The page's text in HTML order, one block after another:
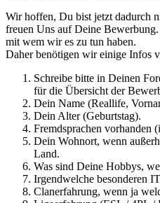
Wir hoffen, Du bist jetzt dadurch
freuen Uns auf Deine
mit wem wir es zu tun haben.
Daher benötigen wir einige Infos
Schreibe bitte in Deinen
für die Übersicht der
Dein Name (Reallife,
Dein Alter (Geburtstag).
Fremdsprachen vorhanden
Dein Wohnort, wenn
Land.
Was sind Deine Hobbys,
Irgendwelche besonderen
Clanerfahrung, wenn ja